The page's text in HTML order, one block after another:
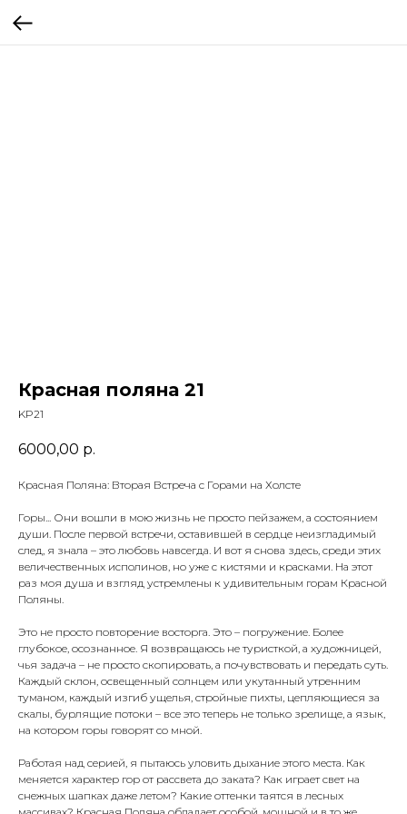
Красная поляна 21
KP21
6000,00 р.
Красная Поляна: Вторая Встреча с Горами на Холсте
Горы... Они вошли в мою жизнь не просто пейзажем, а состоянием
души. После первой встречи, оставившей в сердце неизгладимый
след, я знала – это любовь навсегда. И вот я снова здесь, среди этих
величественных исполинов, но уже с кистями и красками. На этот
раз моя душа и взгляд устремлены к удивительным горам Красной
Поляны.
Это не просто повторение восторга. Это – погружение. Более
глубокое, осознанное. Я возвращаюсь не туристкой, а художницей,
чья задача – не просто скопировать, а почувствовать и передать суть.
Каждый склон, освещенный солнцем или укутанный утренним
туманом, каждый изгиб ущелья, стройные пихты, цепляющиеся за
скалы, бурлящие потоки – все это теперь не только зрелище, а язык,
на котором горы говорят со мной.
Работая над серией, я пытаюсь уловить дыхание этого места. Как
меняется характер гор от рассвета до заката? Как играет свет на
снежных шапках даже летом? Какие оттенки таятся в лесных